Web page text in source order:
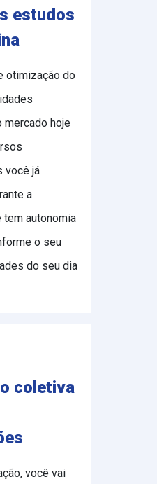
estudos
otimização do
mercado hoje
você já
a
tem autonomia
o seu
do seu dia
coletiva
você vai